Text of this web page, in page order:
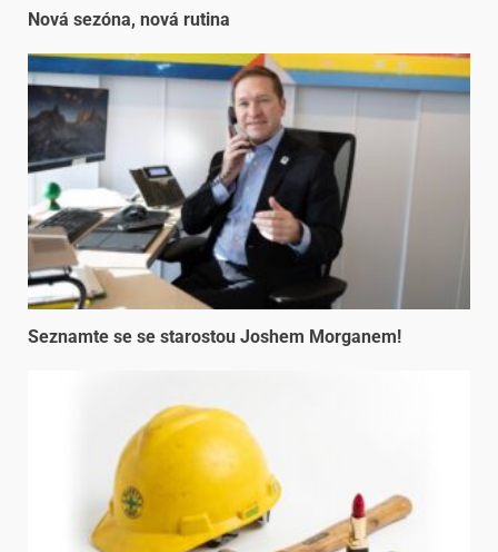
Nová sezóna, nová rutina
Seznamte se se starostou Joshem Morganem!